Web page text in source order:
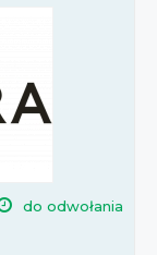
do odwołania